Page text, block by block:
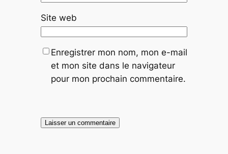
Site web
Enregistrer mon nom, mon e-mail
et mon site dans le navigateur
pour mon prochain commentaire.